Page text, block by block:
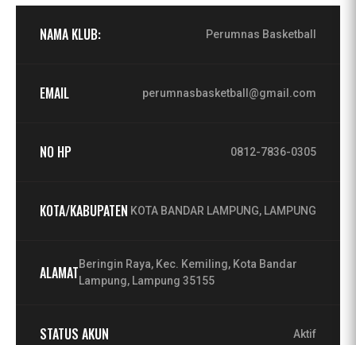
NAMA KLUB: Perumnas Basketball
EMAIL perumnasbasketball@gmail.com
NO HP 0812-7836-0305
KOTA/KABUPATEN KOTA BANDAR LAMPUNG, LAMPUNG
ALAMATBeringin Raya, Kec. Kemiling, Kota Bandar
Lampung, Lampung 35155
STATUS AKUN Aktif